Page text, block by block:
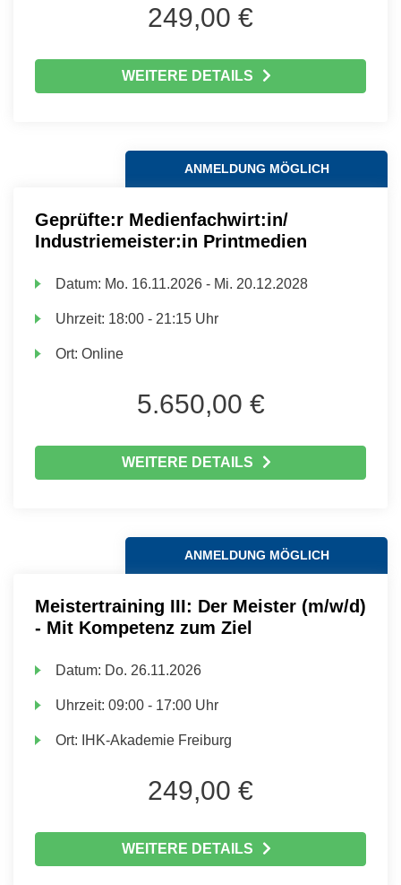
249,00 €
WEITERE DETAILS
ANMELDUNG MÖGLICH
Geprüfte:r Medienfachwirt:in/
Industriemeister:in Printmedien
Datum: Mo. 16.11.2026 - Mi. 20.12.2028
Uhrzeit: 18:00 - 21:15 Uhr
Ort:Online
5.650,00 €
WEITERE DETAILS
ANMELDUNG MÖGLICH
Meistertraining III: Der Meister (m/w/d)
- Mit Kompetenz zum Ziel
Datum: Do. 26.11.2026
Uhrzeit:09:00 - 17:00 Uhr
Ort: IHK-Akademie Freiburg
249,00 €
WEITERE DETAILS